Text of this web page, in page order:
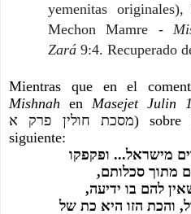
yemenitas
Mechon Mamre -
Zará 9:4. Recuperado
Mishnah en Masejet Julin
מסכת חולין פרק א) sobre las palabras, diciendo lo
siguiente: